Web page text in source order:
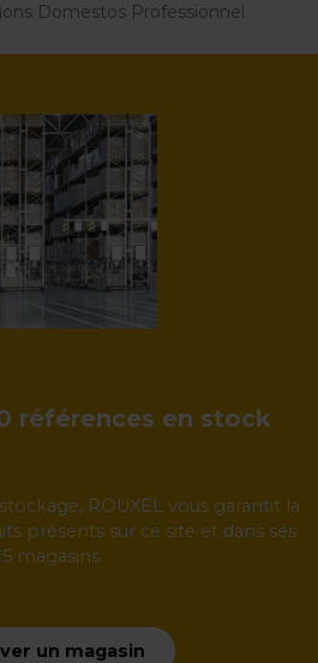
Domestos Professionnel
références en stock
ROUXEL vous garantit la
présents sur ce site et dans ses
magasins.
un magasin